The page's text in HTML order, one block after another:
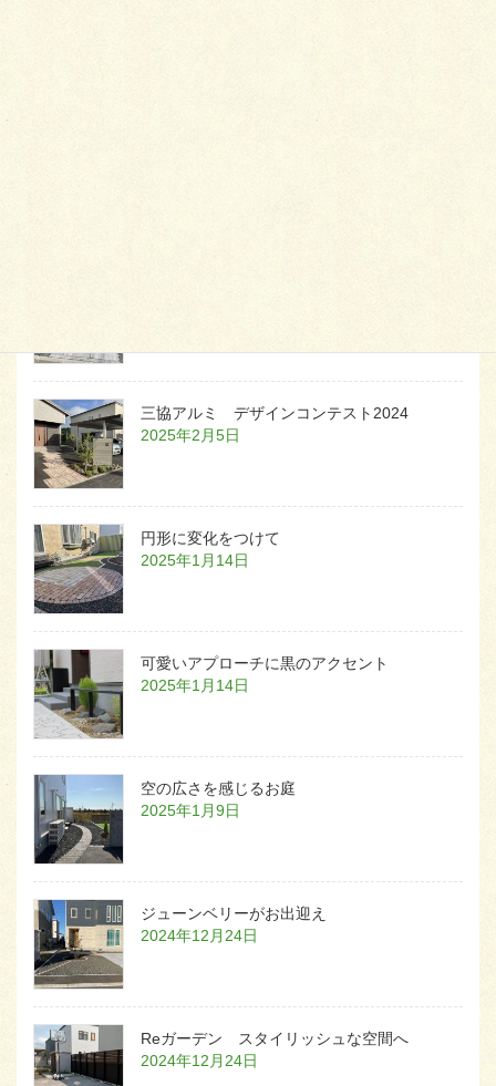
三協アルミ デザインコンテスト2024
2025年2月5日
円形に変化をつけて
2025年1月14日
可愛いアプローチに黒のアクセント
2025年1月14日
空の広さを感じるお庭
2025年1月9日
ジューンベリーがお出迎え
2024年12月24日
Reガーデン スタイリッシュな空間へ
2024年12月24日